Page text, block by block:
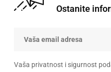
Ostanite
Vaša privatnost i sigurnost